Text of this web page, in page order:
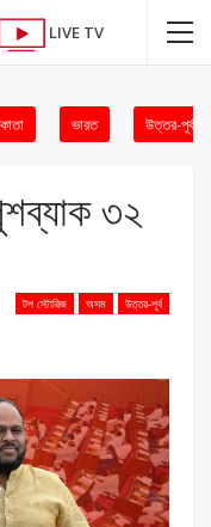
LIVE TV
ভারত উত্তর-পূর্ব
৩২
টপ স্টোরিজ অসম উত্তর-পূর্ব